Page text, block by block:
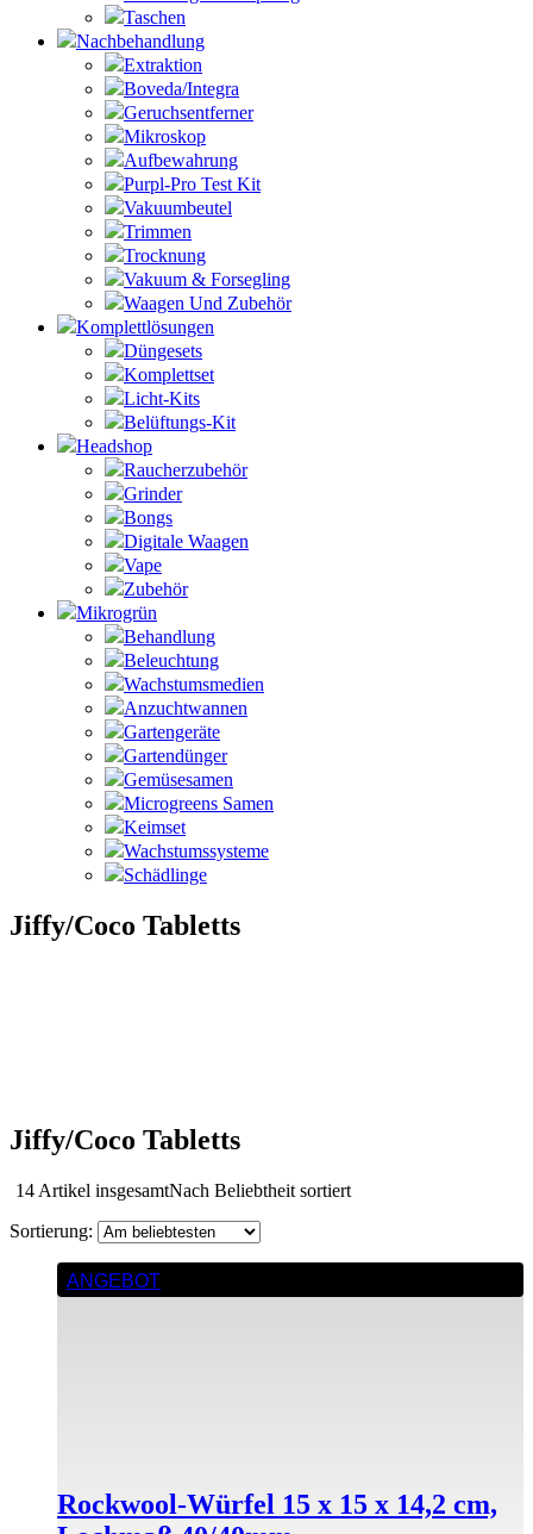
Taschen
Nachbehandlung
Extraktion
Boveda/Integra
Geruchsentferner
Mikroskop
Aufbewahrung
Purpl-Pro Test Kit
Vakuumbeutel
Trimmen
Trocknung
Vakuum & Forsegling
Waagen Und Zubehör
Komplettlösungen
Düngesets
Komplettset
Licht-Kits
Belüftungs-Kit
Headshop
Raucherzubehör
Grinder
Bongs
Digitale Waagen
Vape
Zubehör
Mikrogrün
Behandlung
Beleuchtung
Wachstumsmedien
Anzuchtwannen
Gartengeräte
Gartendünger
Gemüsesamen
Microgreens Samen
Keimset
Wachstumssysteme
Schädlinge
Jiffy/Coco Tabletts
Jiffy/Coco Tabletts
14 Artikel insgesamtNach Beliebtheit sortiert
ANGEBOT
Rockwool-Würfel 15 x 15 x 14,2 cm,